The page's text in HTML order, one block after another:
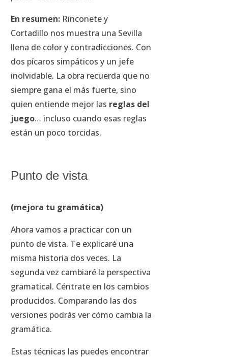
En resumen: Rinconete y
Cortadillo nos muestra una Sevilla
llena de color y contradicciones. Con
dos pícaros simpáticos y un jefe
inolvidable. La obra recuerda que no
siempre gana el más fuerte, sino
quien entiende mejor las reglas del
juego… incluso cuando esas reglas
están un poco torcidas.
Punto de vista
(mejora tu gramática)
Ahora vamos a practicar con un
punto de vista. Te explicaré una
misma historia dos veces. La
segunda vez cambiaré la perspectiva
gramatical. Céntrate en los cambios
producidos. Comparando las dos
versiones podrás ver cómo cambia la
gramática.
Estas técnicas las puedes encontrar